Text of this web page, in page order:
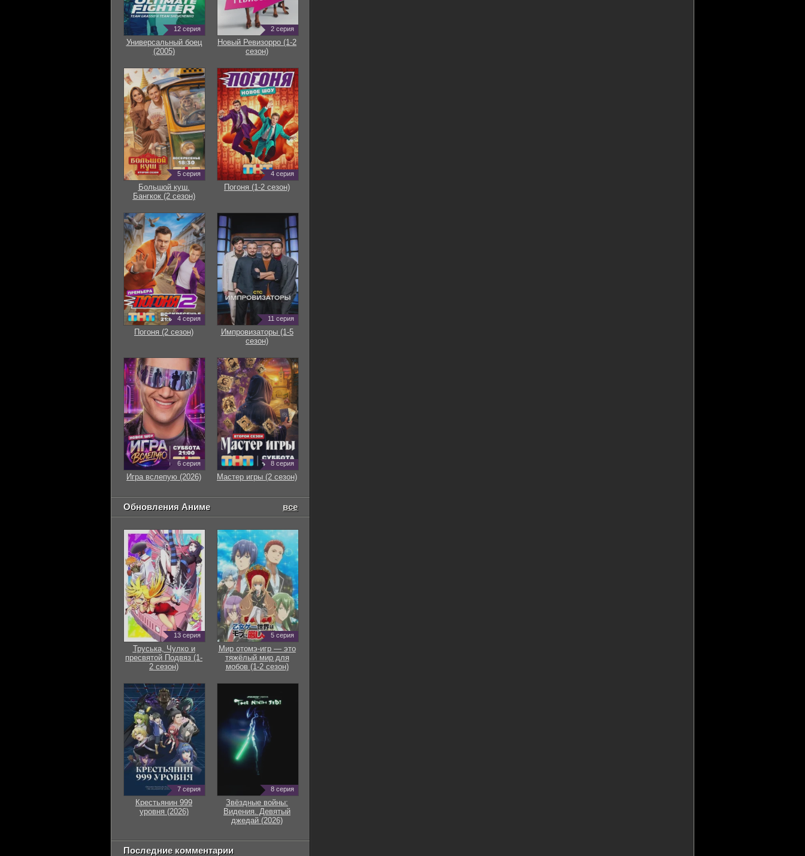
12 серия
Универсальный боец
(2005)
2 серия
Новый Ревизорро (1-2
сезон)
5 серия
Большой куш.
Бангкок (2 сезон)
4 серия
Погоня (1-2 сезон)
4 серия
Погоня (2 сезон)
11 серия
Импровизаторы (1-5
сезон)
6 серия
Игра вслепую (2026)
8 серия
Мастер игры (2 сезон)
Обновления Аниме все
13 серия
Труська, Чулко и
пресвятой Подвяз (1-
2 сезон)
5 серия
Мир отомэ-игр — это
тяжёлый мир для
мобов (1-2 сезон)
7 серия
Крестьянин 999
уровня (2026)
8 серия
Звёздные войны:
Видения. Девятый
джедай (2026)
Последние комментарии